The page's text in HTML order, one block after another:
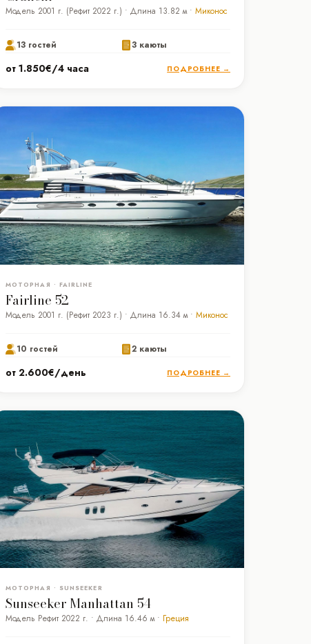
Модель 2001 г. (Рефит 2022 г.) • Длина 13.82 м • Миконос
13 гостей 3 каюты
от 1.850€/4 часа ПОДРОБНЕЕ →
МОТОРНАЯ • FAIRLINE
Fairline 52
Модель 2001 г. (Рефит 2023 г.) • Длина 16.34 м • Миконос
10 гостей 2 каюты
от 2.600€/день ПОДРОБНЕЕ →
МОТОРНАЯ • SUNSEEKER
Sunseeker Manhattan 54
Модель Рефит 2022 г. • Длина 16.46 м • Греция